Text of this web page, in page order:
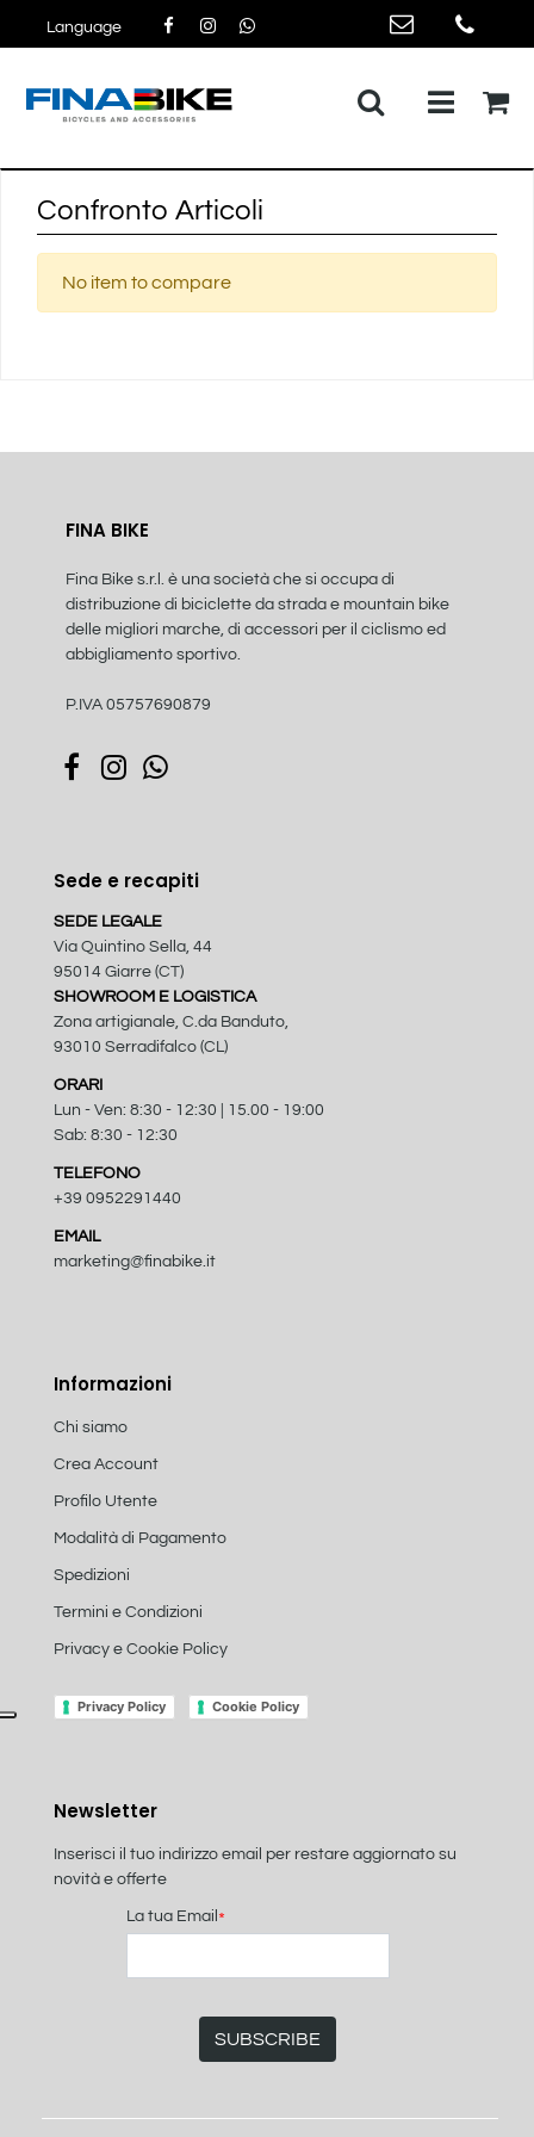
Language
Open
Confronto Articoli
No item to compare
FINA BIKE
Fina Bike s.r.l. è una società che si occupa di
distribuzione di biciclette da strada e mountain bike
delle migliori marche, di accessori per il ciclismo ed
abbigliamento sportivo.
P.IVA 05757690879
Sede e recapiti
SEDE LEGALE
Via Quintino Sella, 44
95014 Giarre (CT)
SHOWROOM E LOGISTICA
Zona artigianale, C.da Banduto,
93010 Serradifalco (CL)
ORARI
Lun - Ven: 8:30 - 12:30 | 15.00 - 19:00
Sab: 8:30 - 12:30
TELEFONO
+39 0952291440
EMAIL
marketing@finabike.it
Informazioni
Chi siamo
Crea Account
Profilo Utente
Modalità di Pagamento
Spedizioni
Termini e Condizioni
Privacy e Cookie Policy
Privacy Policy Cookie Policy
Newsletter
Inserisci il tuo indirizzo email per restare aggiornato su
novità e offerte
La tua Email *